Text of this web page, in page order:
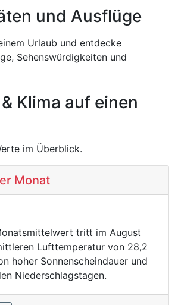
und Ausflüge
Urlaub und entdecke
Sehenswürdigkeiten und
Klima auf einen
im Überblick.
Monat
tritt im August
Lufttemperatur von 28,2
hoher Sonnenscheindauer und
Niederschlagstagen.